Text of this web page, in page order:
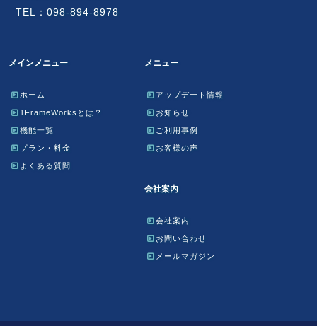
TEL：098-894-8978
メインメニュー
ホーム
1FrameWorksとは？
機能一覧
プラン・料金
よくある質問
メニュー
アップデート情報
お知らせ
ご利用事例
お客様の声
会社案内
会社案内
お問い合わせ
メールマガジン